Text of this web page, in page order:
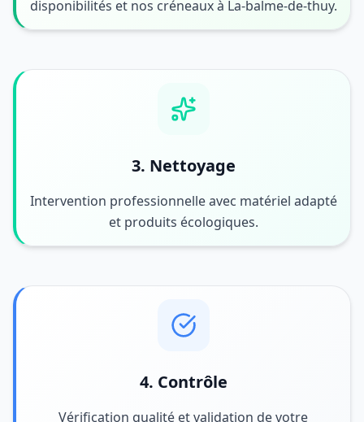
disponibilités et nos créneaux à La-balme-de-thuy.
3. Nettoyage
Intervention professionnelle avec matériel adapté
et produits écologiques.
4. Contrôle
Vérification qualité et validation de votre